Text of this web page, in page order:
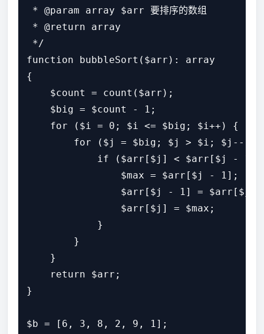
* @param array $arr 要排序的数组
* @return array
*/
function bubbleSort($arr): array
{
    $count = count($arr);
    $big = $count - 1;
    for ($i = 0; $i <= $big; $i++) {
        for ($j = $big; $j > $i; $j--) {
if ($arr[$j] < $arr[$j -
                $max = $arr[$j - 1];
                $arr[$j - 1] = $arr[$j];
                $arr[$j] = $max;
            }
        }
    }
    return $arr;
}
$b = [6, 3, 8, 2, 9, 1];